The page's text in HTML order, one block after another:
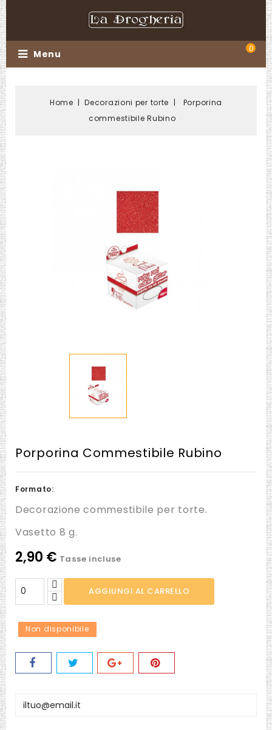
0
Menu
Home Decorazioni per torte
Porporina
commestibile Rubino
Porporina Commestibile Rubino
Formato:
Decorazione commestibile per torte.
Vasetto 8 g.
2,90 € Tasse incluse
AGGIUNGI AL CARRELLO
Non disponibile